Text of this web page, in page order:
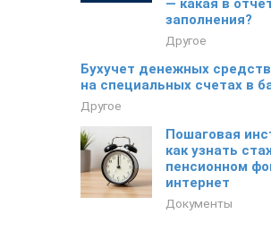
— какая в
заполнения?
Другое
Бухучет денежных
на специальных счетах в
Другое
Пошаговая
как узнать
пенсионном
интернет
Документы